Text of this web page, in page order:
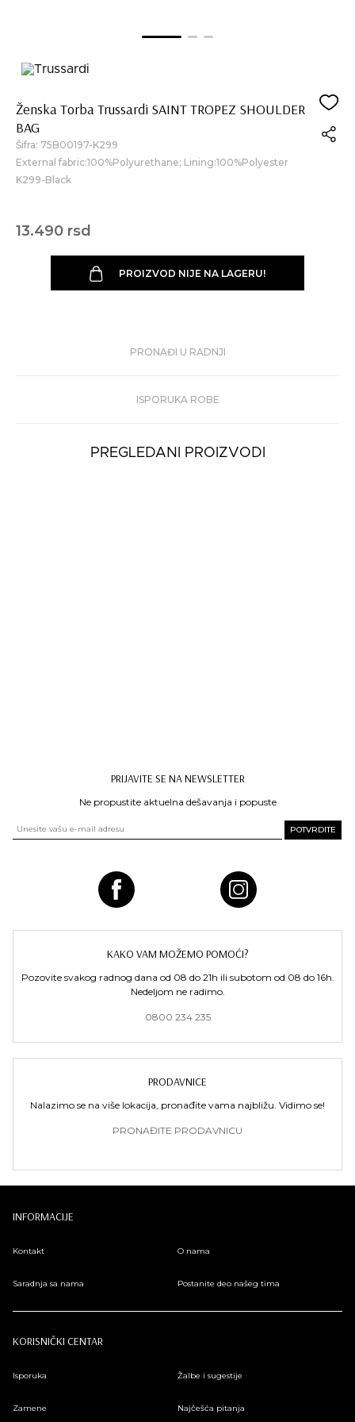
Ženska Torba Trussardi SAINT TROPEZ SHOULDER
BAG
Šifra: 75B00197-K299
External fabric:100%Polyurethane; Lining:100%Polyester
K299-Black
13.490 rsd
PROIZVOD NIJE NA LAGERU!
PRONAĐI U RADNJI
ISPORUKA ROBE
PREGLEDANI PROIZVODI
PRIJAVITE SE NA NEWSLETTER
Ne propustite aktuelna dešavanja i popuste
KAKO VAM MOŽEMO POMOĆI?
Pozovite svakog radnog dana od 08 do 21h ili subotom od 08 do 16h.
Nedeljom ne radimo.
0800 234 235
PRODAVNICE
Nalazimo se na više lokacija, pronađite vama najbližu. Vidimo se!
PRONAĐITE PRODAVNICU
INFORMACIJE
Kontakt O nama
Saradnja sa nama Postanite deo našeg tima
KORISNIČKI CENTAR
Isporuka Žalbe i sugestije
Zamene Najčešća pitanja